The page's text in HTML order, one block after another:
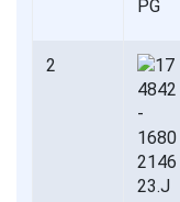
2